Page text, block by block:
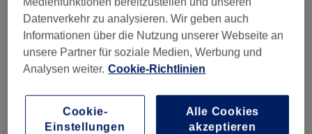
Datenverkehr zu analysieren. Wir geben auch
Informationen über die Nutzung unserer Webseite an
unsere Partner für soziale Medien, Werbung und
Analysen weiter. Cookie-Richtlinien
Cookie-
Einstellungen
Alle Cookies
akzeptieren